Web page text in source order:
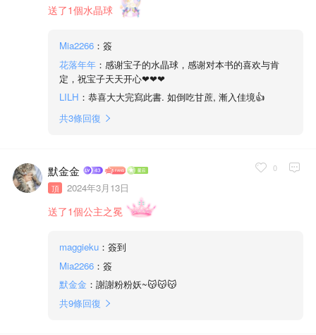
送了1個水晶球
Mia2266：簽
花落年年：感谢宝子的水晶球，感谢对本书的喜欢与肯
定，祝宝子天天开心❤❤❤
LILH ：恭喜大大完寫此書. 如倒吃甘蔗, 漸入佳境👍
共3條回復
默金金
頂 2024年3月13日
0
送了1個公主之冕
maggieku：簽到
Mia2266：簽
默金金 ：謝謝粉粉妖~😽😽😽
共9條回復